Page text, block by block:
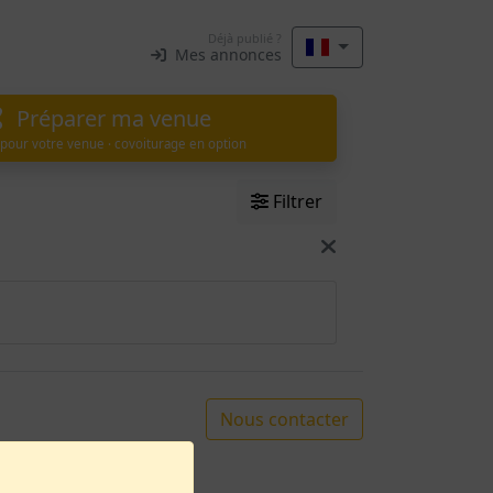
Déjà publié ?
Mes annonces
Préparer ma venue
votre venue · covoiturage en option
Filtrer
Nous contacter